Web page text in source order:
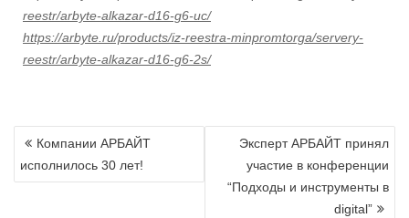
reestr/arbyte-alkazar-d16-g6-uc/
https://arbyte.ru/products/iz-reestra-minpromtorga/servery-
reestr/arbyte-alkazar-d16-g6-2s/
Навигация
записям
Компании АРБАЙТ
исполнилось 30 лет!
Эксперт АРБАЙТ принял
участие в конференции
“Подходы и инструменты в
digital”